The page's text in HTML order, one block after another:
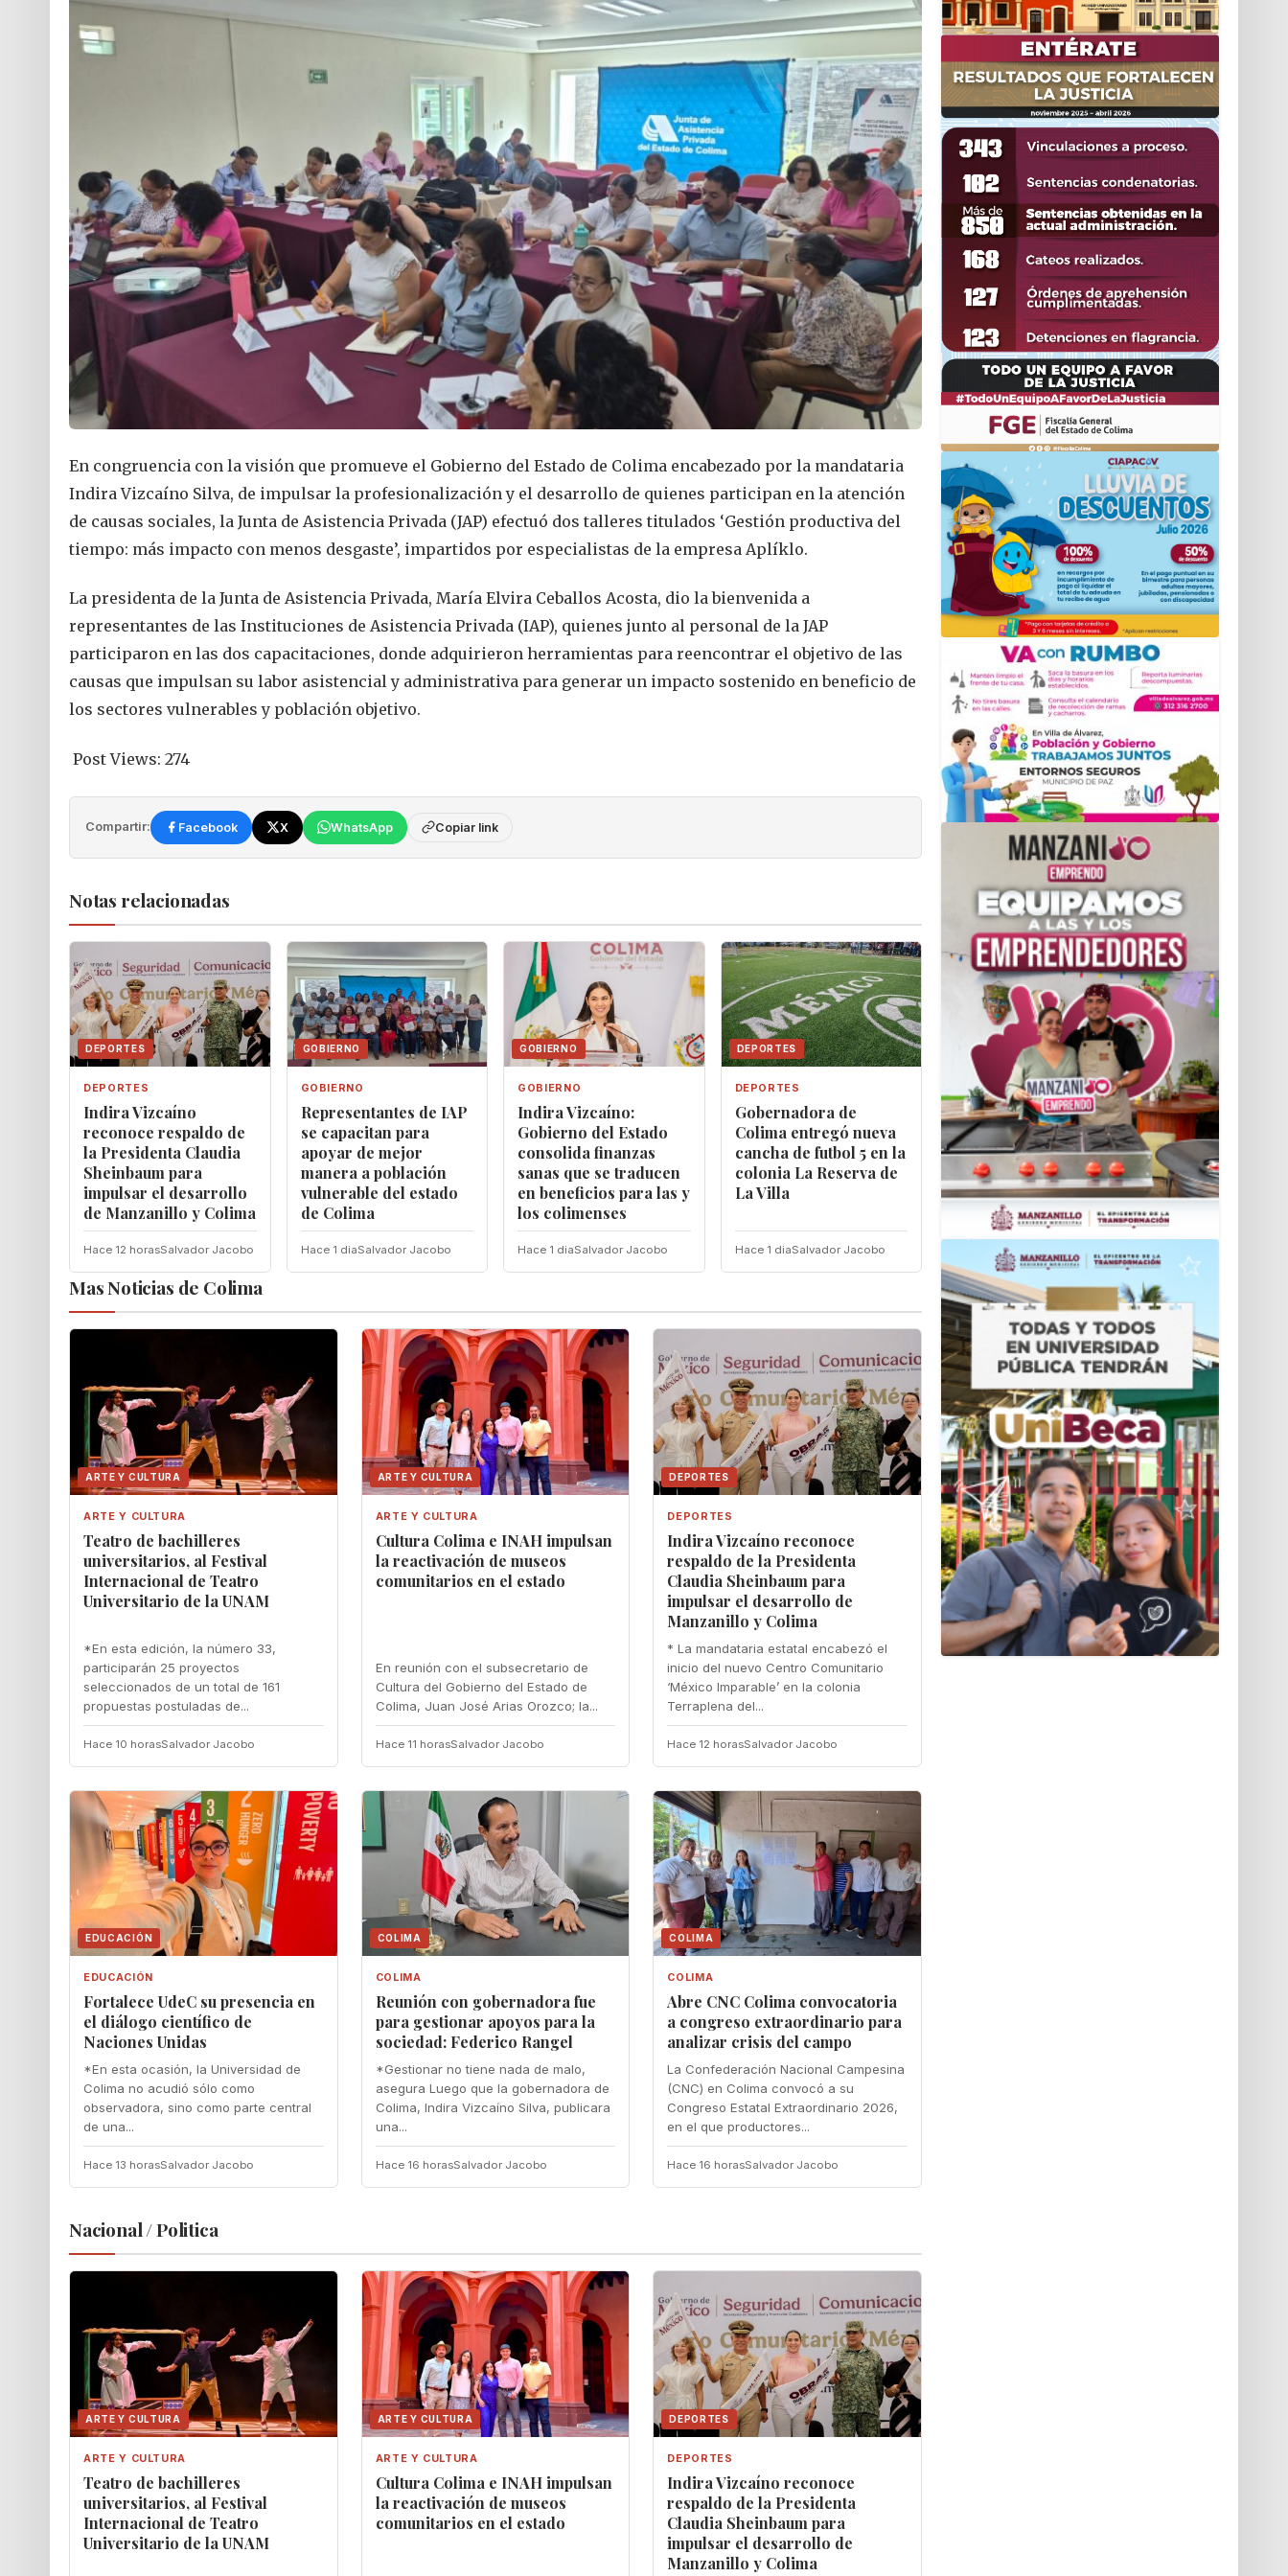
En congruencia con la visión que promueve el Gobierno del Estado de Colima encabezado por la mandataria
Indira Vizcaíno Silva, de impulsar la profesionalización y el desarrollo de quienes participan en la atención
de causas sociales, la Junta de Asistencia Privada (JAP) efectuó dos talleres titulados ‘Gestión productiva del
tiempo: más impacto con menos desgaste’, impartidos por especialistas de la empresa Aplíklo.
La presidenta de la Junta de Asistencia Privada, María Elvira Ceballos Acosta, dio la bienvenida a
representantes de las Instituciones de Asistencia Privada (IAP), quienes junto al personal de la JAP
participaron en las dos capacitaciones, donde adquirieron herramientas para reencontrar el objetivo de las
causas que impulsan su labor asistencial y administrativa para generar un impacto sostenido en beneficio de
los sectores vulnerables y población objetivo.
Post Views: 274
Compartir: Facebook X WhatsApp Copiar link
Notas relacionadas
DEPORTES
DEPORTES
Indira Vizcaíno
reconoce respaldo de
la Presidenta Claudia
Sheinbaum para
impulsar el desarrollo
de Manzanillo y Colima
Hace 12 horasSalvador Jacobo
GOBIERNO
GOBIERNO
Representantes de IAP
se capacitan para
apoyar de mejor
manera a población
vulnerable del estado
de Colima
Hace 1 diaSalvador Jacobo
GOBIERNO
GOBIERNO
Indira Vizcaíno:
Gobierno del Estado
consolida finanzas
sanas que se traducen
en beneficios para las y
los colimenses
Hace 1 diaSalvador Jacobo
DEPORTES
DEPORTES
Gobernadora de
Colima entregó nueva
cancha de futbol 5 en la
colonia La Reserva de
La Villa
Hace 1 diaSalvador Jacobo
Mas Noticias de Colima
ARTE Y CULTURA
ARTE Y CULTURA
Teatro de bachilleres
universitarios, al Festival
Internacional de Teatro
Universitario de la UNAM
*En esta edición, la número 33,
participarán 25 proyectos
seleccionados de un total de 161
propuestas postuladas de...
Hace 10 horasSalvador Jacobo
ARTE Y CULTURA
ARTE Y CULTURA
Cultura Colima e INAH impulsan
la reactivación de museos
comunitarios en el estado
En reunión con el subsecretario de
Cultura del Gobierno del Estado de
Colima, Juan José Arias Orozco; la...
Hace 11 horasSalvador Jacobo
DEPORTES
DEPORTES
Indira Vizcaíno reconoce
respaldo de la Presidenta
Claudia Sheinbaum para
impulsar el desarrollo de
Manzanillo y Colima
* La mandataria estatal encabezó el
inicio del nuevo Centro Comunitario
‘México Imparable’ en la colonia
Terraplena del...
Hace 12 horasSalvador Jacobo
EDUCACIÓN
EDUCACIÓN
Fortalece UdeC su presencia en
el diálogo científico de
Naciones Unidas
*En esta ocasión, la Universidad de
Colima no acudió sólo como
observadora, sino como parte central
de una...
Hace 13 horasSalvador Jacobo
COLIMA
COLIMA
Reunión con gobernadora fue
para gestionar apoyos para la
sociedad: Federico Rangel
*Gestionar no tiene nada de malo,
asegura Luego que la gobernadora de
Colima, Indira Vizcaíno Silva, publicara
una...
Hace 16 horasSalvador Jacobo
COLIMA
COLIMA
Abre CNC Colima convocatoria
a congreso extraordinario para
analizar crisis del campo
La Confederación Nacional Campesina
(CNC) en Colima convocó a su
Congreso Estatal Extraordinario 2026,
en el que productores...
Hace 16 horasSalvador Jacobo
Nacional / Politica
ARTE Y CULTURA
ARTE Y CULTURA
Teatro de bachilleres
universitarios, al Festival
Internacional de Teatro
Universitario de la UNAM
ARTE Y CULTURA
ARTE Y CULTURA
Cultura Colima e INAH impulsan
la reactivación de museos
comunitarios en el estado
DEPORTES
DEPORTES
Indira Vizcaíno reconoce
respaldo de la Presidenta
Claudia Sheinbaum para
impulsar el desarrollo de
Manzanillo y Colima